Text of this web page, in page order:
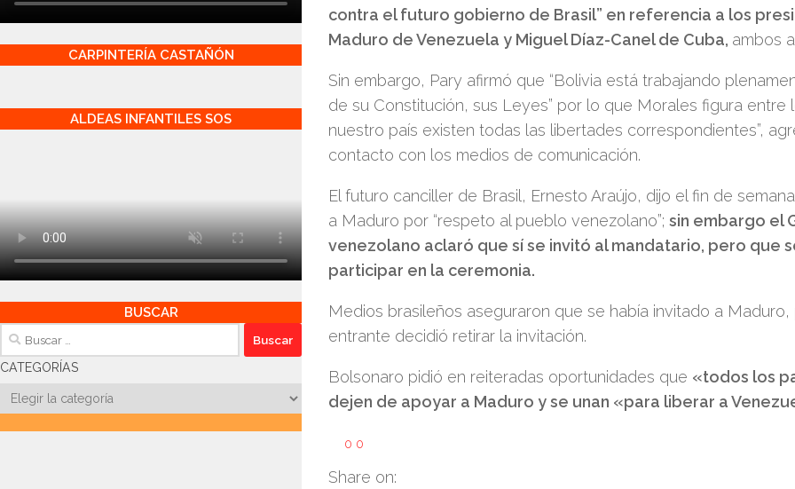
contra el futuro gobierno de Brasil” en referencia a los
Maduro de Venezuela y Miguel Díaz-Canel de Cuba, ambos
Sin embargo, Pary afirmó que “Bolivia está trabajando
de su Constitución, sus Leyes” por lo que Morales figura entre
nuestro país existen todas las libertades correspondientes”,
contacto con los medios de comunicación.
El futuro canciller de Brasil, Ernesto Araújo, dijo el fin de
a Maduro por “respeto al pueblo venezolano”; sin embargo el
venezolano aclaró que sí se invitó al mandatario, pero que
participar en la ceremonia.
Medios brasileños aseguraron que se había invitado a
entrante decidió retirar la invitación.
Bolsonaro pidió en reiteradas oportunidades que «todos los
dejen de apoyar a Maduro y se unan «para liberar a
0 0
Share on:
CARPINTERÍA CASTAÑÓN
ALDEAS INFANTILES SOS
BUSCAR
Buscar:
CATEGORÍAS
Categorías